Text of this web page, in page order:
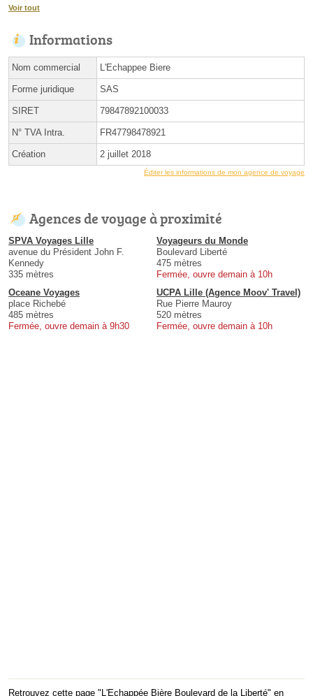
Voir tout
Informations
Nom commercial L'Echappee Biere
Forme juridique SAS
SIRET 79847892100033
N° TVA Intra. FR47798478921
Création 2 juillet 2018
Éditer les informations de mon agence de voyage
Agences de voyage à proximité
SPVA Voyages Lille
avenue du Président John F.
Kennedy
335 mètres
Voyageurs du Monde
Boulevard Liberté
475 mètres
Fermée, ouvre demain à 10h
Oceane Voyages
place Richebé
485 mètres
Fermée, ouvre demain à 9h30
UCPA Lille (Agence Moov' Travel)
Rue Pierre Mauroy
520 mètres
Fermée, ouvre demain à 10h
Retrouvez cette page "L'Echappée Bière Boulevard de la Liberté" en